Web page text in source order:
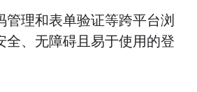
管理和表单验证等跨平台浏
全、无障碍且易于使用的登